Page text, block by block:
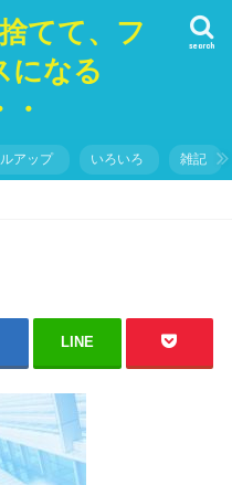
てて、フ
になる
・
search
アップ いろいろ 雑記
LINE